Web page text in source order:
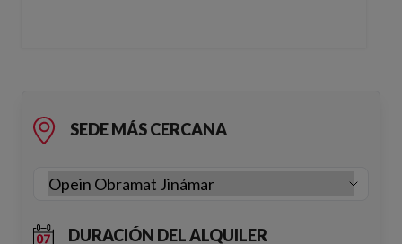
SEDE MÁS CERCANA
DURACIÓN DEL ALQUILER